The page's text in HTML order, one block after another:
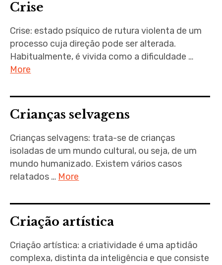
Crise
Crise: estado psíquico de rutura violenta de um
processo cuja direção pode ser alterada.
Habitualmente, é vivida como a dificuldade …
More
Crianças selvagens
Crianças selvagens: trata-se de crianças
isoladas de um mundo cultural, ou seja, de um
mundo humanizado. Existem vários casos
relatados … More
Criação artística
Criação artística: a criatividade é uma aptidão
complexa, distinta da inteligência e que consiste